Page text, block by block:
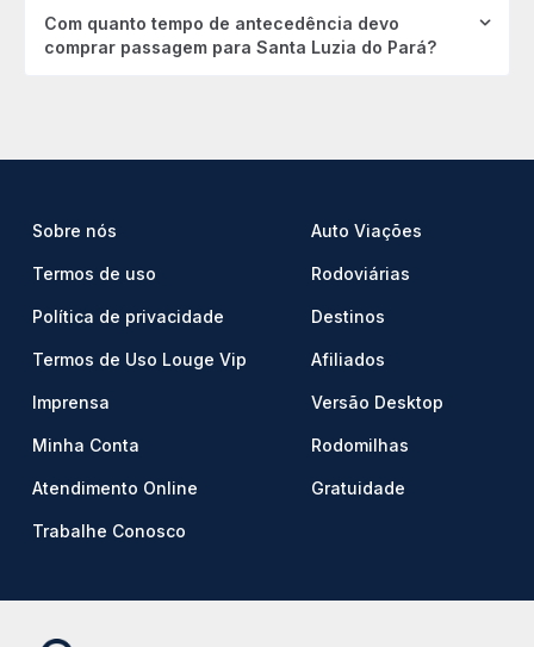
Com quanto tempo de antecedência devo
comprar passagem para Santa Luzia do Pará?
Sobre nós
Termos de uso
Política de privacidade
Termos de Uso Louge Vip
Imprensa
Minha Conta
Atendimento Online
Trabalhe Conosco
Auto Viações
Rodoviárias
Destinos
Afiliados
Versão Desktop
Rodomilhas
Gratuidade